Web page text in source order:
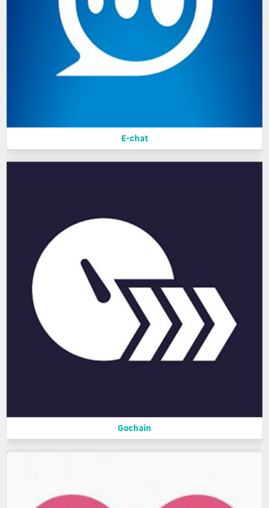
E-chat
Gochain